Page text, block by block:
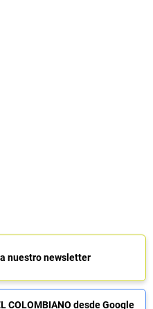
nuestro newsletter
COLOMBIANO desde Google